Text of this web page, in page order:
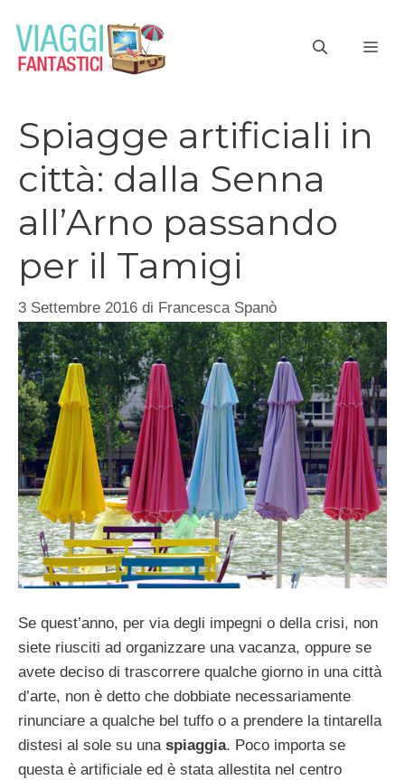
contenuto
Spiagge artificiali in
città: dalla Senna
all’Arno passando
per il Tamigi
3 Settembre 2016 di Francesca Spanò
Se quest’anno, per via degli impegni o della crisi, non
siete riusciti ad organizzare una vacanza, oppure se
avete deciso di trascorrere qualche giorno in una città
d’arte, non è detto che dobbiate necessariamente
rinunciare a qualche bel tuffo o a prendere la tintarella
distesi al sole su una spiaggia. Poco importa se
questa è artificiale ed è stata allestita nel centro